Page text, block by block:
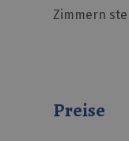
Zimmern
Preise